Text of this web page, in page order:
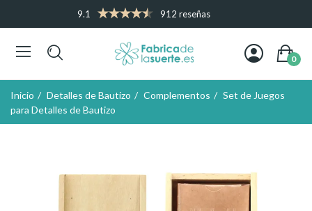
9.1 912 reseñas
0
Inicio Detalles de Bautizo Complementos
Set de Juegos
para Detalles de Bautizo